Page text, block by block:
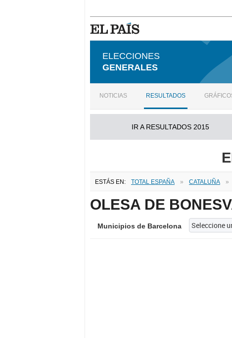
ELECCIONES
GENERALES
NOTICIAS RESULTADOS
IR A RESULTADOS 2015
ESTÁS EN: TOTAL ESPAÑA » CATALUÑA »
OLESA DE
Municipios de Barcelona